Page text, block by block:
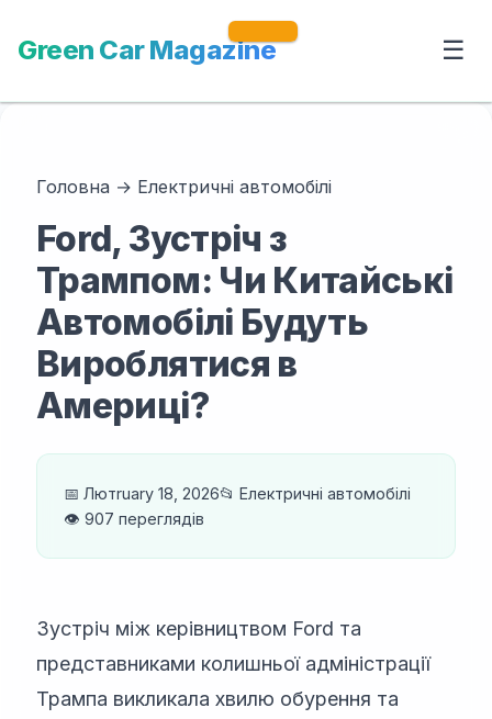
Green Car Magazine ☰
Головна → Електричні автомобілі
Ford, Зустріч з
Трампом: Чи Китайські
Автомобілі Будуть
Вироблятися в
Америці?
📅 Лютruary 18, 2026📂 Електричні автомобілі
👁️ 907 переглядів
Зустріч між керівництвом Ford та
представниками колишньої адміністрації
Трампа викликала хвилю обурення та